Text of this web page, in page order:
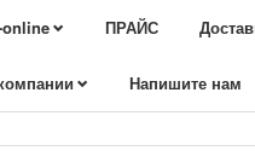
online ПРАЙС
Напишите нам